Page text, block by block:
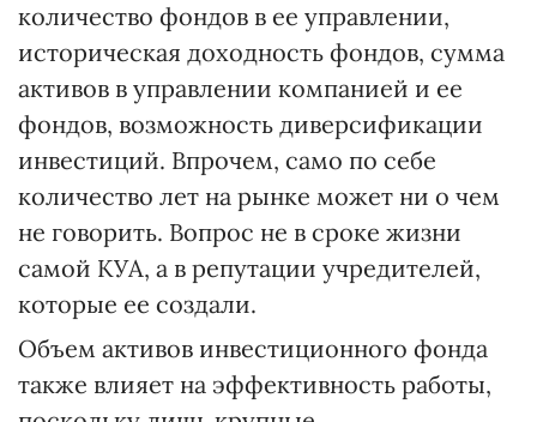
количество фондов в ее управлении,
историческая доходность фондов, сумма
активов в управлении компанией и ее
фондов, возможность диверсификации
инвестиций. Впрочем, само по себе
количество лет на рынке может ни о чем
не говорить. Вопрос не в сроке жизни
самой КУА, а в репутации учредителей,
которые ее создали.
Объем активов инвестиционного фонда
также влияет на эффективность работы,